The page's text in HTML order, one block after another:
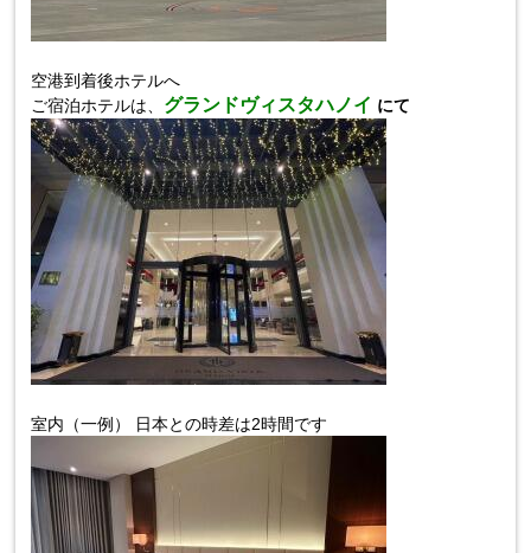
空港到着後ホテルへ
ご宿泊ホテルは、 グランドヴィスタハノイ にて
室内（一例） 日本との時差は2時間です